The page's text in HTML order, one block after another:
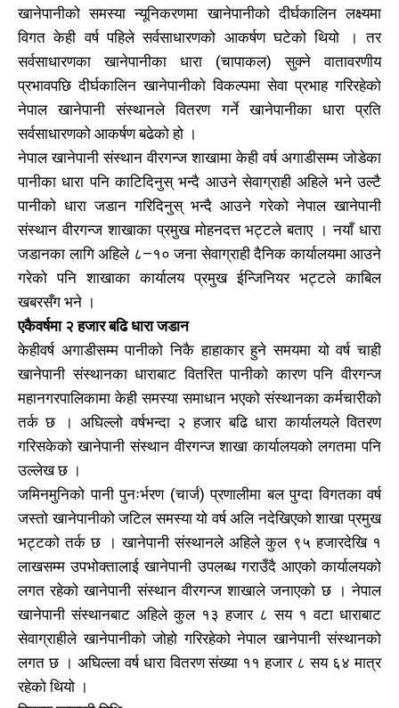
खानेपानीको समस्या न्यूनिकरणमा खानेपानीको दीर्घकालिन लक्ष्यमा
विगत केही वर्ष पहिले सर्वसाधारणको आकर्षण घटेको थियो । तर
सर्वसाधारणका खानेपानीका धारा (चापाकल) सुक्ने वातावरणीय
प्रभावपछि दीर्घकालिन खानेपानीको विकल्पमा सेवा प्रभाह गरिरहेको
नेपाल खानेपानी संस्थानले वितरण गर्ने खानेपानीका धारा प्रति
सर्वसाधारणको आकर्षण बढेको हो ।
नेपाल खानेपानी संस्थान वीरगन्ज शाखामा केही वर्ष अगाडीसम्म जोडेका
पानीका धारा पनि काटिदिनुस् भन्दै आउने सेवाग्राही अहिले भने उल्टै
पानीको धारा जडान गरिदिनुस् भन्दै आउने गरेको नेपाल खानेपानी
संस्थान वीरगन्ज शाखाका प्रमुख मोहनदत्त भट्टले बताए । नयाँ धारा
जडानका लागि अहिले ८–१० जना सेवाग्राही दैनिक कार्यालयमा आउने
गरेको पनि शाखाका कार्यालय प्रमुख ईन्जिनियर भट्टले काबिल
खबरसँग भने ।
एकैवर्षमा २ हजार बढि धारा जडान
केहीवर्ष अगाडीसम्म पानीको निकै हाहाकार हुने समयमा यो वर्ष चाही
खानेपानी संस्थानका धाराबाट वितरित पानीको कारण पनि वीरगन्ज
महानगरपालिकामा केही समस्या समाधान भएको संस्थानका कर्मचारीको
तर्क छ । अघिल्लो वर्षभन्दा २ हजार बढि धारा कार्यालयले वितरण
गरिसकेको खानेपानी संस्थान वीरगन्ज शाखा कार्यालयको लगतमा पनि
उल्लेख छ ।
जमिनमुनिको पानी पुनःर्भरण (चार्ज) प्रणालीमा बल पुग्दा विगतका वर्ष
जस्तो खानेपानीको जटिल समस्या यो वर्ष अलि नदेखिएको शाखा प्रमुख
भट्टको तर्क छ । खानेपानी संस्थानले अहिले कुल ९५ हजारदेखि १
लाखसम्म उपभोक्तालाई खानेपानी उपलब्ध गराउँदै आएको कार्यालयको
लगत रहेको खानेपानी संस्थान वीरगन्ज शाखाले जनाएको छ । नेपाल
खानेपानी संस्थानबाट अहिले कुल १३ हजार ८ सय १ वटा धाराबाट
सेवाग्राहीले खानेपानीको जोहो गरिरहेको नेपाल खानेपानी संस्थानको
लगत छ । अघिल्ला वर्ष धारा वितरण संख्या ११ हजार ८ सय ६४ मात्र
रहेको थियो ।